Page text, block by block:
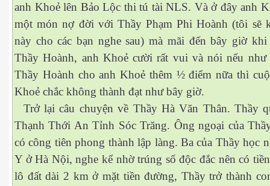
anh Khoẻ lên Bảo Lộc thi tú tài NLS. Và ở đây anh
một món nợ đời với Thầy Phạm Phi Hoành (tôi sẽ
này cho các bạn nghe sau) mà mãi đến bây giờ khi
Thầy Hoành, anh Khoẻ cười rất vui và nói nếu như
Thầy Hoành cho anh Khoẻ thêm ½ điểm nữa thì
Khoẻ chắc không thành đạt như bây giờ.
Trở lại câu chuyện về Thầy Hà Văn Thân. Thầy
Thạnh Thới An Tỉnh Sóc Trăng. Ông ngoại của
có công tiên phong thành lập làng. Ba của Thầy học
Y ở Hà Nội, nghe kể nhờ trúng số độc đắc nên có
lô đất dài 2 km ở mặt tiền đường, Thầy trở thành